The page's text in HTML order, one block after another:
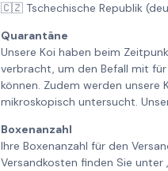
🇨🇿 Tschechische Republik
Quarantäne
Unsere Koi haben beim
verbracht, um den Befall mit
können. Zudem werden
mikroskopisch untersucht.
Boxenanzahl
Ihre Boxenanzahl für den
Versandkosten finden Sie